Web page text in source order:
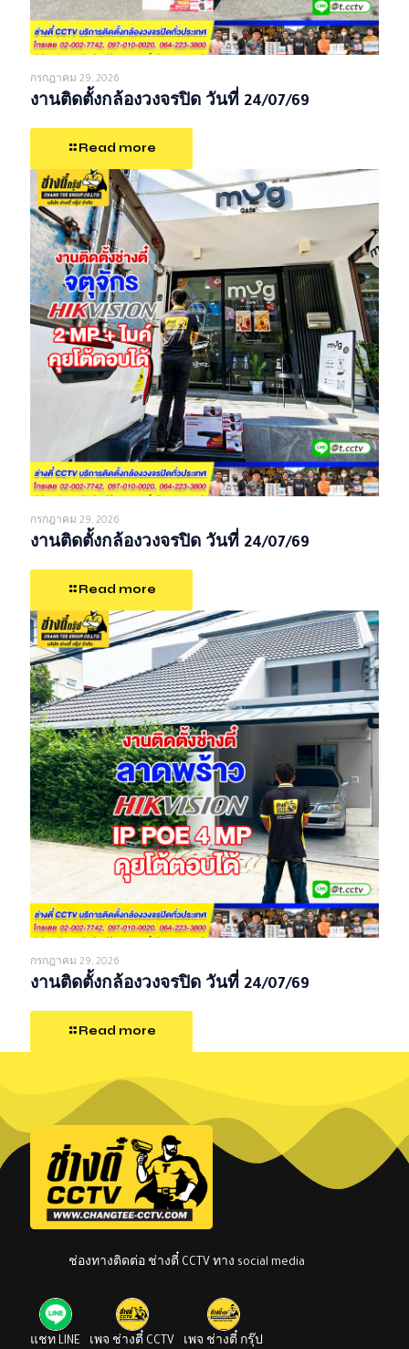
กรกฎาคม 29, 2026
งานติดตั้งกล้องวงจรปิด วันที่ 24/07/69
Read more
กรกฎาคม 29, 2026
งานติดตั้งกล้องวงจรปิด วันที่ 24/07/69
Read more
กรกฎาคม 29, 2026
งานติดตั้งกล้องวงจรปิด วันที่ 24/07/69
Read more
ช่องทางติดต่อ ช่างตี๋ CCTV ทาง social media
แชท LINE เพจ ช่างตี๋ CCTV เพจ ช่างตี๋ กรุ๊ป